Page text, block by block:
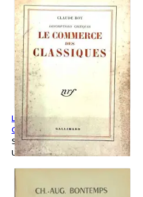
Le commerce des classiques -
Claude Roy
Softcover
Used